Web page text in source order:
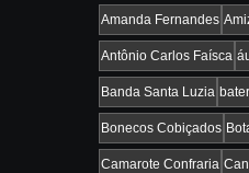
Amanda Fernandes
Antônio Carlos Faísca
Banda Santa Luzia
Bonecos Cobiçados
Camarote Confraria